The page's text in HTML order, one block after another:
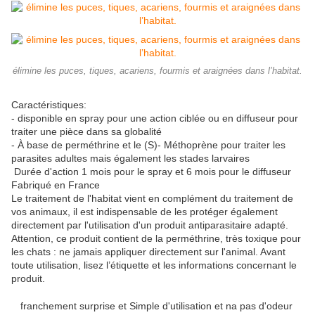
élimine les puces, tiques, acariens, fourmis et araignées dans l’habitat.
Caractéristiques:
- disponible en spray pour une action ciblée ou en diffuseur pour
traiter une pièce dans sa globalité
- À base de perméthrine et le (S)- Méthoprène pour traiter les
parasites adultes mais également les stades larvaires
Durée d'action 1 mois pour le spray et 6 mois pour le diffuseur
Fabriqué en France
Le traitement de l'habitat vient en complément du traitement de
vos animaux, il est indispensable de les protéger également
directement par l'utilisation d'un produit antiparasitaire adapté.
Attention, ce produit contient de la perméthrine, très toxique pour
les chats : ne jamais appliquer directement sur l'animal. Avant
toute utilisation, lisez l’étiquette et les informations concernant le
produit.
franchement surprise et Simple d'utilisation et na pas d'odeur